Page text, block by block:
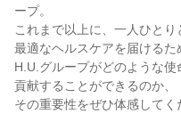
ープ。
これまで以上に、一人ひとり
最適なヘルスケアを届けるた
H.U.グループがどのような使
貢献することができるのか、
その重要性をぜひ体感してく